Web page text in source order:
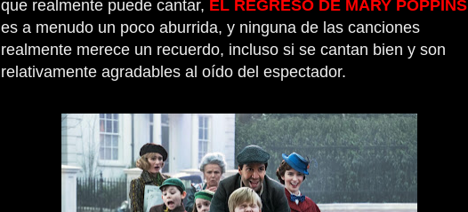
que realmente puede cantar, EL REGRESO DE MARY POPPINS
es a menudo un poco aburrida, y ninguna de las canciones
realmente merece un recuerdo, incluso si se cantan bien y son
relativamente agradables al oído del espectador.